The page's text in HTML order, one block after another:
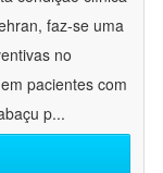
faz-se uma
no
pacientes com
p...